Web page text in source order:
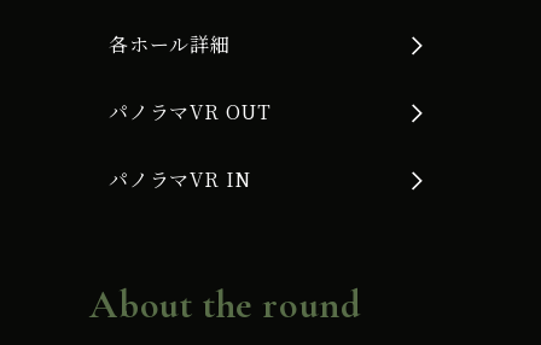
各ホール詳細
パノラマVR OUT
パノラマVR IN
About the round